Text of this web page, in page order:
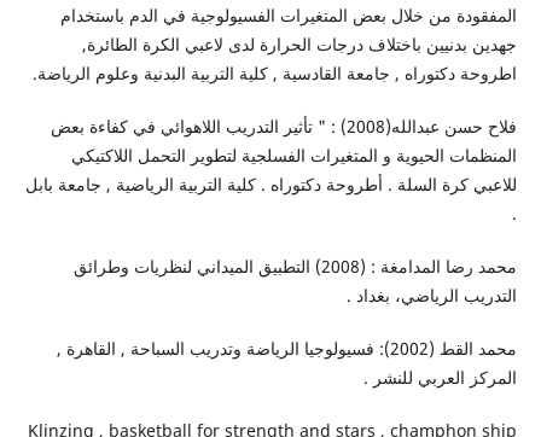
المفقودة من خلال بعض المتغيرات الفسيولوجية في الدم باستخدام
جهدين بدنيين باختلاف درجات الحرارة لدى لاعبي الكرة الطائرة,
اطروحة دكتوراه , جامعة القادسية , كلية التربية البدنية وعلوم الرياضة.
فلاح حسن عبدالله(2008) : " تأثير التدريب اللاهوائي في كفاءة بعض
المنظمات الحيوية و المتغيرات الفسلجية لتطوير التحمل اللاكتيكي
للاعبي كرة السلة . أطروحة دكتوراه . كلية التربية الرياضية , جامعة بابل
.
محمد رضا المدامغة : (2008) التطبيق الميداني لنظريات وطرائق
التدريب الرياضي، بغداد .
محمد القط (2002): فسيولوجيا الرياضة وتدريب السباحة , القاهرة ,
المركز العربي للنشر .
Klinzing , basketball for strength and stars , champhon ship